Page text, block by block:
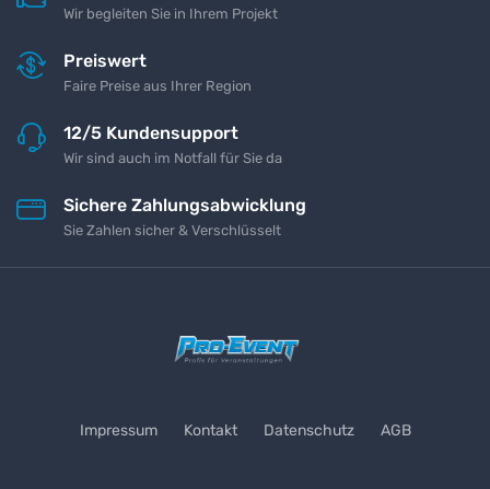
Wir begleiten Sie in Ihrem Projekt
Preiswert
Faire Preise aus Ihrer Region
12/5 Kundensupport
Wir sind auch im Notfall für Sie da
Sichere Zahlungsabwicklung
Sie Zahlen sicher & Verschlüsselt
Impressum Kontakt Datenschutz AGB